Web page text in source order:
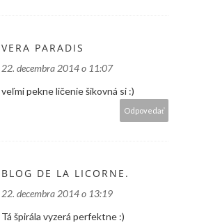
VERA PARADIS
22. decembra 2014 o 11:07
veľmi pekne ličenie šikovná si :)
Odpovedať
BLOG DE LA LICORNE.
22. decembra 2014 o 13:19
Tá špirála vyzerá perfektne :)